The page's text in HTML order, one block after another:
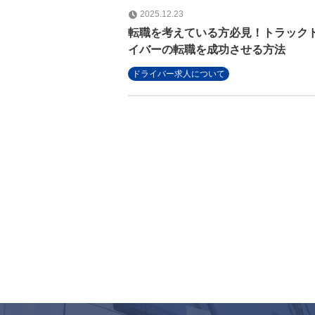
2025.12.23
転職を考えている方必見！トラック
イバーの転職を成功させる方法
ドライバー求人について